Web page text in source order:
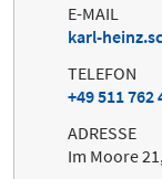
E-MAIL
karl-
TELEFON
+49 511 762
ADRESSE
Im Moore